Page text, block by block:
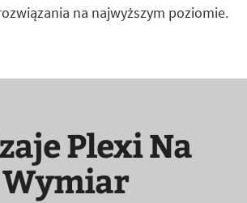
na najwyższym poziomie.
Plexi Na
Wymiar